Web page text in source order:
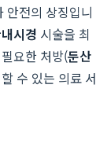
안전의 상징입니
시경 시술을 최
요한 처방(둔산
수 있는 의료 서